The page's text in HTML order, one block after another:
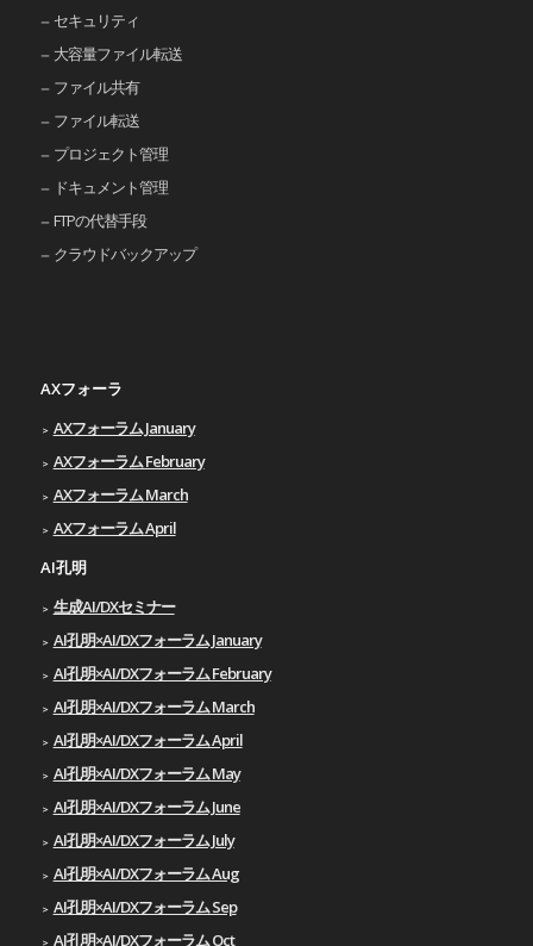
セキュリティ
大容量ファイル転送
ファイル共有
ファイル転送
プロジェクト管理
ドキュメント管理
FTPの代替手段
クラウドバックアップ
AXフォーラ
AXフォーラム January
AXフォーラム February
AXフォーラム March
AXフォーラム April
AI孔明
生成AI/DXセミナー
AI孔明×AI/DXフォーラム January
AI孔明×AI/DXフォーラム February
AI孔明×AI/DXフォーラム March
AI孔明×AI/DXフォーラム April
AI孔明×AI/DXフォーラム May
AI孔明×AI/DXフォーラム June
AI孔明×AI/DXフォーラム July
AI孔明×AI/DXフォーラム Aug
AI孔明×AI/DXフォーラム Sep
AI孔明×AI/DXフォーラム Oct